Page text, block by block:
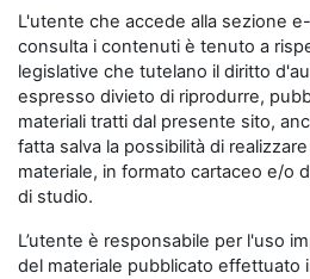
L'utente che accede alla sezione
consulta i contenuti è tenuto a
legislative che tutelano il diritto
espresso divieto di riprodurre,
materiali tratti dal presente sito,
fatta salva la possibilità di
materiale, in formato cartaceo e/o
di studio.
L’utente è responsabile per l'uso
del materiale pubblicato effettuato